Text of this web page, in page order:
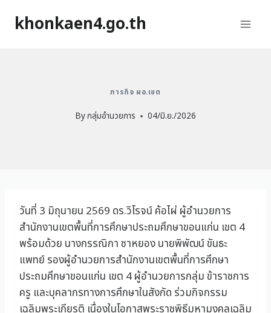
khonkaen4.go.th
ภารกิจ ผอ.เขต
Byกลุ่มอำนวยการ 04/มิ.ย./2026
วันที่ 3 มิถุนายน 2569 ดร.วิโรจน์ ค้อไผ่ ผู้อำนวยการ
สำนักงานเขตพื้นที่การศึกษาประถมศึกษาขอนแก่น เขต 4
พร้อมด้วย นางกรรณิกา ซาหยอง นายพิพัฒน์ ขันธะ
แพทย์ รองผู้อำนวยการสำนักงานเขตพื้นที่การศึกษา
ประถมศึกษาขอนแก่น เขต 4 ผู้อำนวยการกลุ่ม ข้าราชการ
ครู และบุคลากรทางการศึกษาในสังกัด ร่วมกิจกรรม
เฉลิมพระเกียรติ เนื่องในโอกาสพระราชพิธีมหามงคลเฉลิม